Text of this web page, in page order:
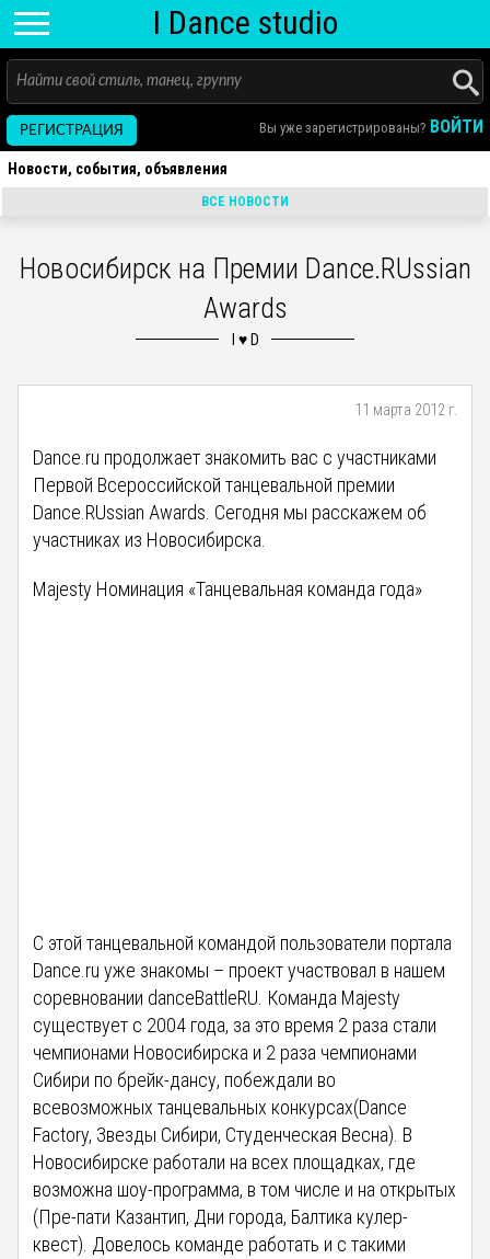
I Dance studio
Вы уже зарегистрированы? ВОЙТИ
РЕГИСТРАЦИЯ
Новости, события, объявления
ВСЕ НОВОСТИ
Новосибирск на Премии Dance.RUssian
Awards
11 марта 2012 г.
Dance.ru продолжает знакомить вас с участниками
Первой Всероссийской танцевальной премии
Dance.RUssian Awards. Сегодня мы расскажем об
участниках из Новосибирска.
Majesty Номинация «Танцевальная команда года»
С этой танцевальной командой пользователи портала
Dance.ru уже знакомы – проект участвовал в нашем
соревновании danceBattleRU. Команда Majesty
существует с 2004 года, за это время 2 раза стали
чемпионами Новосибирска и 2 раза чемпионами
Сибири по брейк-дансу, побеждали во
всевозможных танцевальных конкурсах(Dance
Factory, Звезды Сибири, Студенческая Весна). В
Новосибирске работали на всех площадках, где
возможна шоу-программа, в том числе и на открытых
(Пре-пати Казантип, Дни города, Балтика кулер-
квест). Довелось команде работать и с такими